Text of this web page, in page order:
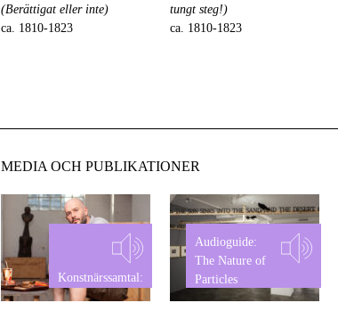
(Berättigat eller inte)
ca. 1810-1823
tungt steg!)
ca. 1810-1823
MEDIA OCH PUBLIKATIONER
Konstnärssamtal:
Jake Chapman
Audioguide:
The Nature of
Particles